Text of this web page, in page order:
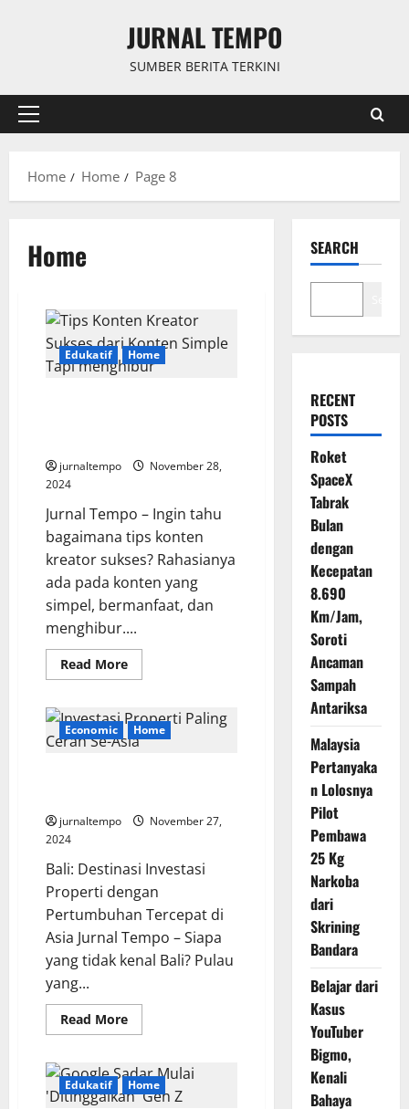
JURNAL TEMPO
SUMBER BERITA TERKINI
Primary
Home
Home Page 8
Home
Edukatif Home
jurnaltempo
November 28,
2024
Jurnal Tempo – Ingin tahu
bagaimana tips konten
kreator sukses? Rahasianya
ada pada konten yang
simpel, bermanfaat, dan
menghibur....
Read MoreRead
more
Konten
Kreator
Sukses
dari
Economic Home
jurnaltempo
November 27,
2024
Bali: Destinasi Investasi
Properti dengan
Pertumbuhan Tercepat di
Asia Jurnal Tempo – Siapa
yang tidak kenal Bali? Pulau
yang...
Read MoreRead
more
Properti
Paling
Cerah
Edukatif Home
SEARCH
RECENT
POSTS
Roket
SpaceX
Tabrak
Bulan
dengan
Kecepatan
8.690
Km/Jam,
Soroti
Ancaman
Sampah
Antariksa
Malaysia
Pertanyaka
n Lolosnya
Pilot
Pembawa
25 Kg
Narkoba
dari
Skrining
Bandara
Belajar dari
Kasus
YouTuber
Bigmo,
Kenali
Bahaya